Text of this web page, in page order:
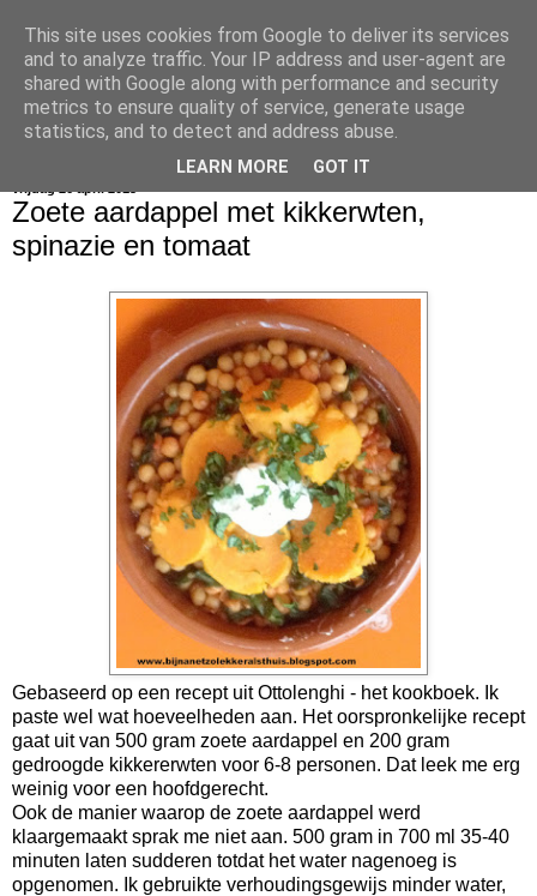
bijna net zo lekker als thuis
Zoete aardappel met kikkerwten,
spinazie en tomaat
Gebaseerd op een recept uit Ottolenghi - het kookboek. Ik
paste wel wat hoeveelheden aan. Het oorspronkelijke recept
gaat uit van 500 gram zoete aardappel en 200 gram
gedroogde kikkererwten voor 6-8 personen. Dat leek me erg
weinig voor een hoofdgerecht.
Ook de manier waarop de zoete aardappel werd
klaargemaakt sprak me niet aan. 500 gram in 700 ml 35-40
minuten laten sudderen totdat het water nagenoeg is
opgenomen. Ik gebruikte verhoudingsgewijs minder water,
This site uses cookies from Google to deliver its services
and to analyze traffic. Your IP address and user-agent are
shared with Google along with performance and security
metrics to ensure quality of service, generate usage
statistics, and to detect and address abuse.
LEARN MORE GOT IT